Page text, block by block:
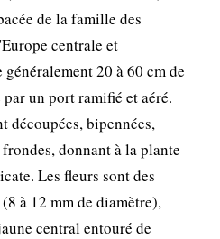
de la famille des
centrale et
20 à 60 cm de
un port ramifié et aéré.
découpées, bipennées,
donnant à la plante
Les fleurs sont des
à 12 mm de diamètre),
central entouré de